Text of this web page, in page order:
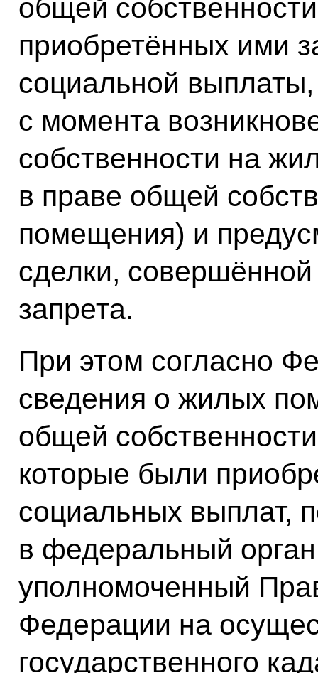
общей
приобретённых ими
социальной
с момента
собственности на
в праве общей
помещения) и
сделки,
запрета.
При этом согласно
сведения о жилых
общей
которые были
социальных выплат,
в федеральный
уполномоченный
Федерации на
государственного